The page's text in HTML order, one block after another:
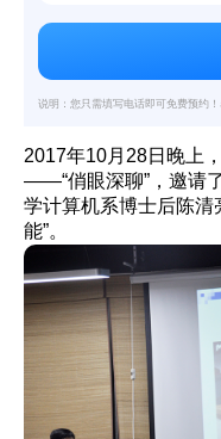
说明：您只需填写电话即可免费预约
2017年10月28日晚上
——“俏眼深聊”，邀请
学计算机系博士后陈清
能”。